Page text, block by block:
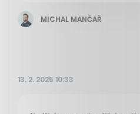
MICHAL MANČAŘ
13. 2. 2025 10:33